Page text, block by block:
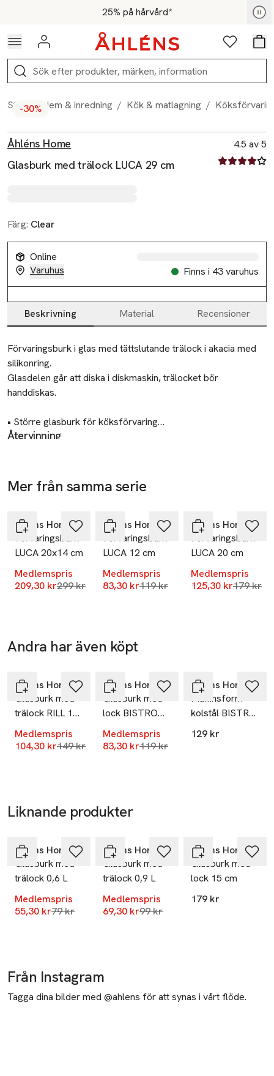
Hoppa till navigationsmenyn25% på hårvård*
För medlemmar - Shoppa nu
Logga in Favoriter
Sök
Start / Hem & inredning / Kök & matlagning /
-30%
Åhléns Home
Glasburk med trälock LUCA 29 cm
4.5 av 5
4.5 av fem
Färg: Clear
Online
Varuhus
Finns i 43 varuhus
Beskrivning Material Recensioner
Beskrivning
Förvaringsburk i glas med tättslutande trälock i akacia med
silikonring.
Glasdelen går att diska i diskmaskin, trälocket bör
handdiskas.
• Större glasburk för köksförvaring
• Trälock i akacia med silikonring
Höjd: 29 cm
Återvinning
Åhléns AB
113 43 Stockholm
Sweden
info.hk@ahlens.se
Mobilnummer
Mer från samma serie
Åhléns Home
Förvaringsburk
LUCA 20x14 cm
Medlemspris
209,30 krLägsta pris 30 dagar
299 kr
Åhléns Home
Förvaringsburk
LUCA 12 cm
Medlemspris
83,30 krLägsta pris 30 dagar
119 kr
Åhléns Home
Förvaringsburk
LUCA 20 cm
Medlemspris
125,30 krLägsta
179 kr
Andra har även köpt
Åhléns Home
Glasburk med
trälock RILL 16
cm
Medlemspris
104,30 krLägsta pris 30 dagar
149 kr
-30%
Åhléns Home
Glasburk med
lock BISTRO
4,5 L
Medlemspris
83,30 krLägsta pris 30 dagar
119 kr
Åhléns Home
Muffinsform
kolstål BISTRO
12 st
129 kr
Liknande produkter
Åhléns Home
Glasburk med
trälock 0,6 L
Medlemspris
55,30 krLägsta pris 30 dagar
79 kr
Åhléns Home
Glasburk med
trälock 0,9 L
Medlemspris
69,30 krLägsta pris 30 dagar
99 kr
Åhléns Home
Glasburk med
lock 15 cm
179 kr
Från Instagram
Tagga dina bilder med @ahlens för att synas i vårt flöde.